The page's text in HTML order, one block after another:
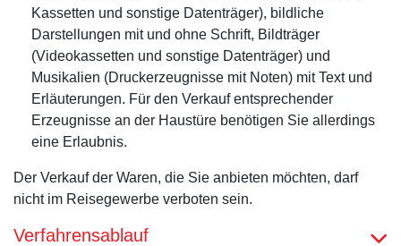
Kassetten und sonstige Datenträger), bildliche
Darstellungen mit und ohne Schrift, Bildträger
(Videokassetten und sonstige Datenträger) und
Musikalien (Druckerzeugnisse mit Noten) mit Text und
Erläuterungen. Für den Verkauf entsprechender
Erzeugnisse an der Haustüre benötigen Sie allerdings
eine Erlaubnis.
Der Verkauf der Waren, die Sie anbieten möchten, darf
nicht im Reisegewerbe verboten sein.
Verfahrensablauf